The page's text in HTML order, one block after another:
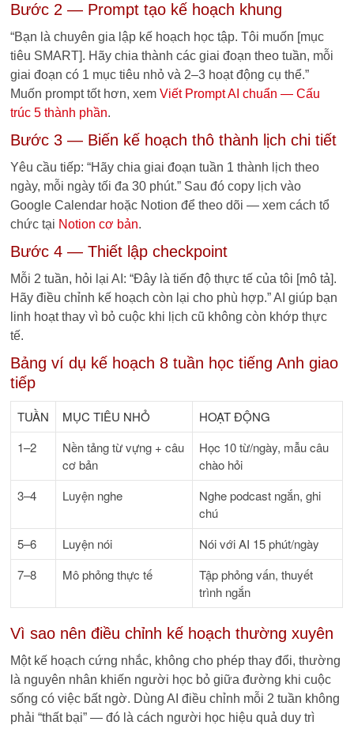
Bước 2 — Prompt tạo kế hoạch khung
“Bạn là chuyên gia lập kế hoạch học tập. Tôi muốn [mục
tiêu SMART]. Hãy chia thành các giai đoạn theo tuần, mỗi
giai đoạn có 1 mục tiêu nhỏ và 2–3 hoạt động cụ thể.”
Muốn prompt tốt hơn, xemViết Prompt AI chuẩn — Cấu
trúc 5 thành phần.
Bước 3 — Biến kế hoạch thô thành lịch chi tiết
Yêu cầu tiếp: “Hãy chia giai đoạn tuần 1 thành lịch theo
ngày, mỗi ngày tối đa 30 phút.” Sau đó copy lịch vào
Google Calendar hoặc Notion để theo dõi — xem cách tổ
chức tại Notion cơ bản.
Bước 4 — Thiết lập checkpoint
Mỗi 2 tuần, hỏi lại AI: “Đây là tiến độ thực tế của tôi [mô tả].
Hãy điều chỉnh kế hoạch còn lại cho phù hợp.” AI giúp bạn
linh hoạt thay vì bỏ cuộc khi lịch cũ không còn khớp thực
tế.
Bảng ví dụ kế hoạch 8 tuần học tiếng Anh giao
tiếp
TUẦN MỤC TIÊU NHỎ
HOẠT ĐỘNG
1–2
Nền tảng từ vựng + câu
cơ bản
Học 10 từ/ngày, mẫu câu
chào hỏi
3–4
Luyện nghe
Nghe podcast ngắn, ghi
chú
5–6
Luyện nói
Nói với AI 15 phút/ngày
7–8
Mô phỏng thực tế
Tập phỏng vấn, thuyết
trình ngắn
Vì sao nên điều chỉnh kế hoạch thường xuyên
Một kế hoạch cứng nhắc, không cho phép thay đổi, thường
là nguyên nhân khiến người học bỏ giữa đường khi cuộc
sống có việc bất ngờ. Dùng AI điều chỉnh mỗi 2 tuần không
phải “thất bại” — đó là cách người học hiệu quả duy trì